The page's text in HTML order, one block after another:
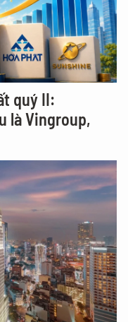
quý II:
là Vingroup,